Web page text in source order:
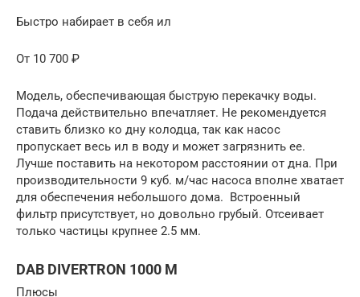
Быстро набирает в себя ил
От 10 700 ₽
Модель, обеспечивающая быструю перекачку воды.
Подача действительно впечатляет. Не рекомендуется
ставить близко ко дну колодца, так как насос
пропускает весь ил в воду и может загрязнить ее.
Лучше поставить на некотором расстоянии от дна. При
производительности 9 куб. м/час насоса вполне хватает
для обеспечения небольшого дома. Встроенный
фильтр присутствует, но довольно грубый. Отсеивает
только частицы крупнее 2.5 мм.
DAB DIVERTRON 1000 M
Плюсы